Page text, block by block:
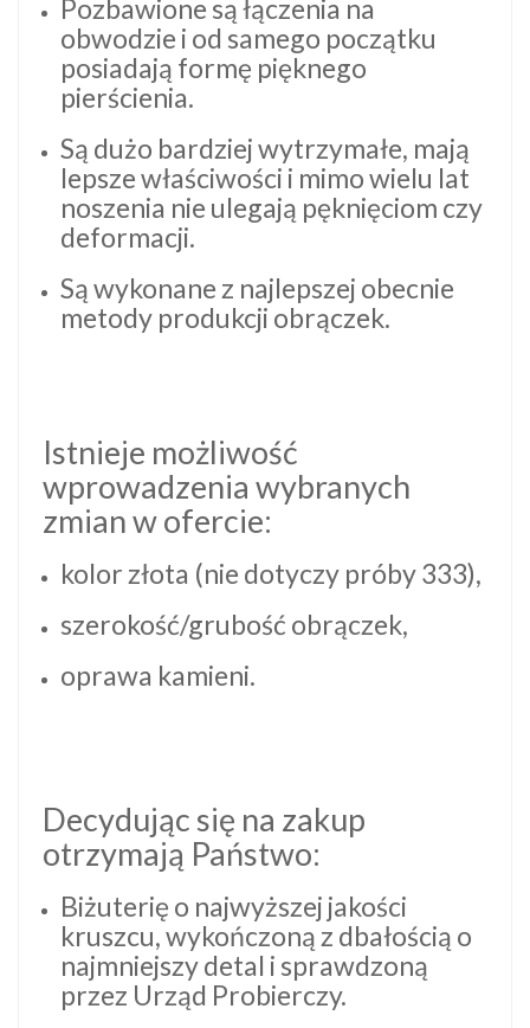
Pozbawione są łączenia na
obwodzie i od samego początku
posiadają formę pięknego
pierścienia.
Są dużo bardziej wytrzymałe, mają
lepsze właściwości i mimo wielu lat
noszenia nie ulegają pęknięciom czy
deformacji.
Są wykonane z najlepszej obecnie
metody produkcji obrączek.
Istnieje możliwość
wprowadzenia wybranych
zmian w ofercie:
kolor złota (nie dotyczy próby 333),
szerokość/grubość obrączek,
oprawa kamieni.
Decydując się na zakup
otrzymają Państwo:
Biżuterię o najwyższej jakości
kruszcu, wykończoną z dbałością o
najmniejszy detal i sprawdzoną
przez Urząd Probierczy.